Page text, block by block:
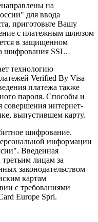
на
для ввода
приготовьте Вашу
с платежным шлюзом
в защищенном
шифрования SSL.
технологию
Verified By Visa
платежа также
пароля. Способы и
совершения интернет-
выпустившем карту.
шифрование.
информации
Введенная
лицам за
законодательством
картам
с требованиями
Europe Sprl.